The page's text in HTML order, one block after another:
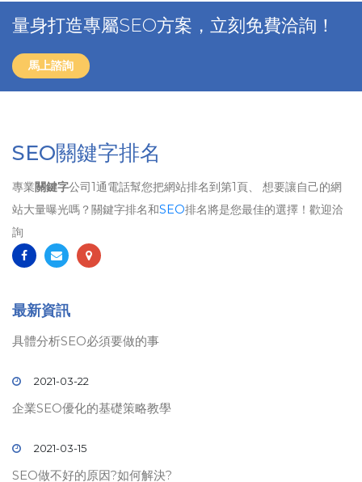
量身打造專屬SEO方案，立刻免費洽詢！
馬上諮詢
SEO關鍵字排名
專業關鍵字公司1通電話幫您把網站排名到第1頁、 想要讓自己的網
站大量曝光嗎？關鍵字排名和SEO排名將是您最佳的選擇！歡迎洽
詢
最新資訊
具體分析SEO必須要做的事
2021-03-22
企業SEO優化的基礎策略教學
2021-03-15
SEO做不好的原因?如何解決?